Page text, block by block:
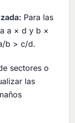
Para las
a × d y b ×
b > c/d.
sectores o
las